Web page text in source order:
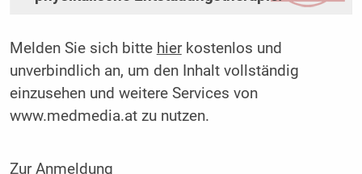
Melden Sie sich bitte hierkostenlos und
unverbindlich an, um den Inhalt vollständig
einzusehen und weitere Services von
www.medmedia.at zu nutzen.
Zur Anmeldung